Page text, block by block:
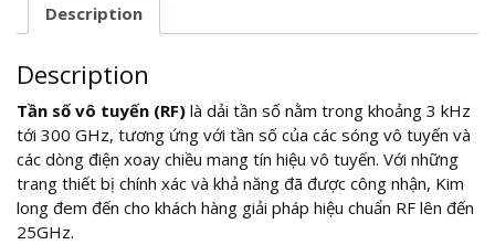
Description
Description
Tần số vô tuyến (RF) là dải tần số nằm trong khoảng 3 kHz
tới 300 GHz, tương ứng với tần số của các sóng vô tuyến và
các dòng điện xoay chiều mang tín hiệu vô tuyến. Với những
trang thiết bị chính xác và khả năng đã được công nhận, Kim
long đem đến cho khách hàng giải pháp hiệu chuẩn RF lên đến
25GHz.